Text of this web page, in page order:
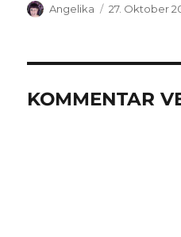
Autor
Angelika
Veröffentlicht
27. Oktober
KOMMENTAR